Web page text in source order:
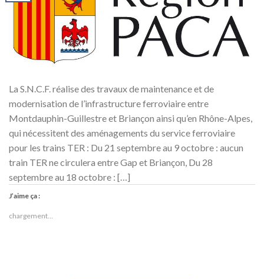
La S.N.C.F. réalise des travaux de maintenance et de
modernisation de l’infrastructure ferroviaire entre
Montdauphin-Guillestre et Briançon ainsi qu’en Rhône-Alpes,
qui nécessitent des aménagements du service ferroviaire
pour les trains TER : Du 21 septembre au 9 octobre : aucun
train TER ne circulera entre Gap et Briançon, Du 28
septembre au 18 octobre : […]
J’aime ça :
chargement…